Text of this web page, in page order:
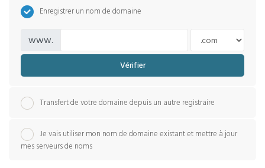
Enregistrer un nom de domaine
www.
Vérifier
Transfert de votre domaine depuis un autre registraire
Je vais utiliser mon nom de domaine existant et mettre à jour
mes serveurs de noms